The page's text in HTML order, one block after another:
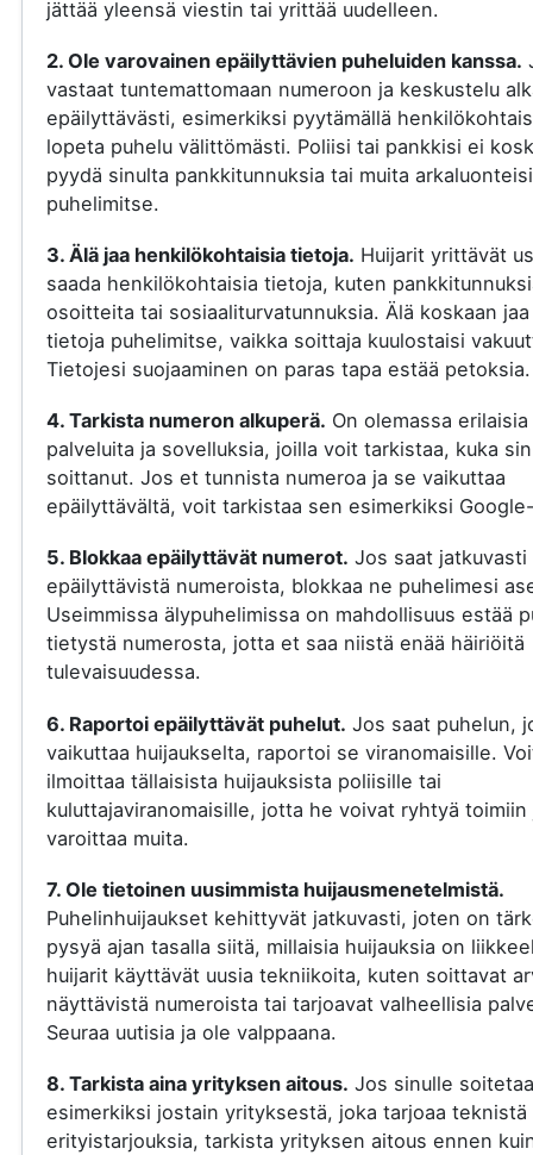
jättää yleensä viestin tai yrittää uudelleen.
2. Ole varovainen epäilyttävien puheluiden kanssa.
vastaat tuntemattomaan numeroon ja keskustelu
epäilyttävästi, esimerkiksi pyytämällä
lopeta puhelu välittömästi. Poliisi tai pankkisi ei
pyydä sinulta pankkitunnuksia tai muita
puhelimitse.
3. Älä jaa henkilökohtaisia tietoja. Huijarit yrittävät
saada henkilökohtaisia tietoja, kuten
osoitteita tai sosiaaliturvatunnuksia. Älä koskaan
tietoja puhelimitse, vaikka soittaja kuulostaisi
Tietojesi suojaaminen on paras tapa estää petoksia.
4. Tarkista numeron alkuperä. On olemassa erilaisia
palveluita ja sovelluksia, joilla voit tarkistaa, kuka
soittanut. Jos et tunnista numeroa ja se vaikuttaa
epäilyttävältä, voit tarkistaa sen esimerkiksi
5. Blokkaa epäilyttävät numerot. Jos saat jatkuvasti
epäilyttävistä numeroista, blokkaa ne puhelimesi
Useimmissa älypuhelimissa on mahdollisuus estää
tietystä numerosta, jotta et saa niistä enää häiriöitä
tulevaisuudessa.
6. Raportoi epäilyttävät puhelut. Jos saat puhelun,
vaikuttaa huijaukselta, raportoi se viranomaisille.
ilmoittaa tällaisista huijauksista poliisille tai
kuluttajaviranomaisille, jotta he voivat ryhtyä toimiin
varoittaa muita.
7. Ole tietoinen uusimmista huijausmenetelmistä.
Puhelinhuijaukset kehittyvät jatkuvasti, joten on
pysyä ajan tasalla siitä, millaisia huijauksia on
huijarit käyttävät uusia tekniikoita, kuten soittavat
näyttävistä numeroista tai tarjoavat valheellisia
Seuraa uutisia ja ole valppaana.
8. Tarkista aina yrityksen aitous. Jos sinulle
esimerkiksi jostain yrityksestä, joka tarjoaa teknistä
erityistarjouksia, tarkista yrityksen aitous ennen